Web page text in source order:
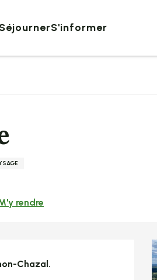
SéjournerS'informer
rendre
Chazal.